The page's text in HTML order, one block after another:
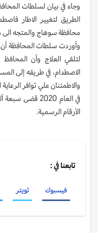
وجاء في بيان لسلطات
الطريق لتغيير الاطار
محافظة سوهاج والمتجه الى
وأوردت سلطات المحافظة
لتلقي العلاج وأن
الاصطدام، في طريقه إلى
والاطمئنان علي توافر
في العام
الأرقام الرسمية.
تابعنا في :
فيسبوك تويتر